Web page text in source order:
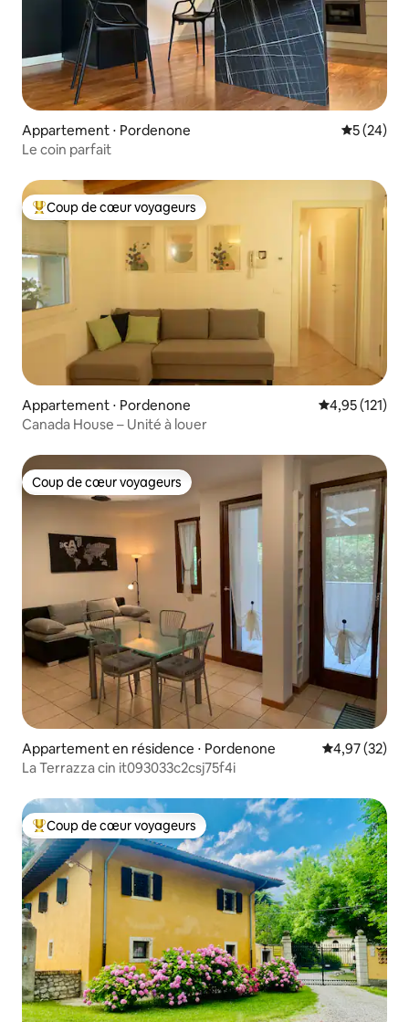
Appartement ⋅ Pordenone
5 (24)
Le coin parfait
Coups de cœur voyageurs les plus appréciés
Coup de cœur voyageurs
Appartement ⋅ Pordenone Évaluation
4,95 (121)
Canada House – Unité à louer
Coup de cœur voyageurs
Coup de cœur voyageurs
Appartement en résidence ⋅ Pordenone Évaluation
4,97 (32)
La Terrazza cin it093033c2csj75f4i
Coups de cœur voyageurs les plus appréciés
Coup de cœur voyageurs